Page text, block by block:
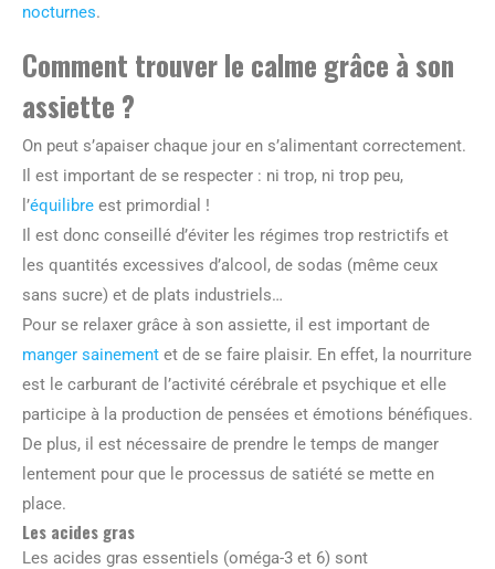
nocturnes.
Comment trouver le calme grâce à son
assiette ?
On peut s’apaiser chaque jour en s’alimentant correctement.
Il est important de se respecter : ni trop, ni trop peu,
l’équilibre est primordial !
Il est donc conseillé d’éviter les régimes trop restrictifs et
les quantités excessives d’alcool, de sodas (même ceux
sans sucre) et de plats industriels…
Pour se relaxer grâce à son assiette, il est important de
manger sainement et de se faire plaisir. En effet, la nourriture
est le carburant de l’activité cérébrale et psychique et elle
participe à la production de pensées et émotions bénéfiques.
De plus, il est nécessaire de prendre le temps de manger
lentement pour que le processus de satiété se mette en
place.
Les acides gras
Les acides gras essentiels (oméga-3 et 6) sont